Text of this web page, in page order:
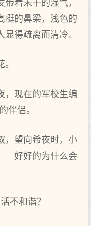
着未干的湿气，
挺的鼻梁，浅色的
得疏离而清冷。
，现在的军校生编
伴侣。
，望向希夜时，小
好好的为什么会
不和谐？